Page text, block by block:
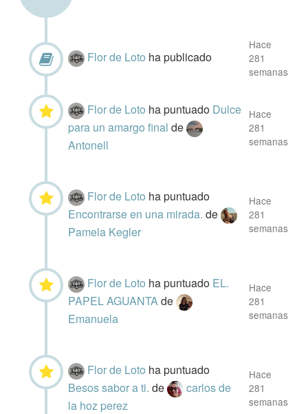
Flor de Loto ha publicado
Hace
281
semanas
Flor de Loto ha puntuado Dulce
para un amargo finalde
Antonell
Hace
281
semanas
Flor de Loto ha puntuado
Encontrarse en una mirada.de
Pamela Kegler
Hace
281
semanas
Flor de Loto ha puntuado EL.
PAPEL AGUANTAde
Emanuela
Hace
281
semanas
Flor de Loto ha puntuado
Besos sabor a ti.de
carlos de
la hoz perez
Hace
281
semanas